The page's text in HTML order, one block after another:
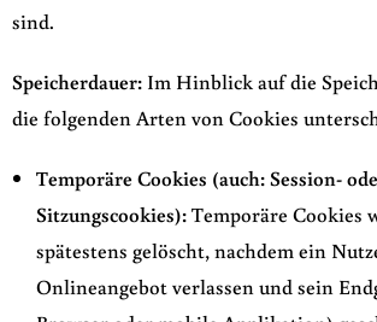
sind.
Speicherdauer: Im Hinblick auf die
die folgenden Arten von Cookies
Temporäre Cookies (auch: Session-
Sitzungscookies):Temporäre Cookies
spätestens gelöscht, nachdem ein
Onlineangebot verlassen und sein